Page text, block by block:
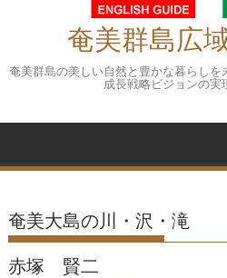
奄美群島広
奄美群島の美しい自然と豊かな暮らし
成長戦略ビジョンの実
奄美大島の川・沢・滝
赤塚 賢二